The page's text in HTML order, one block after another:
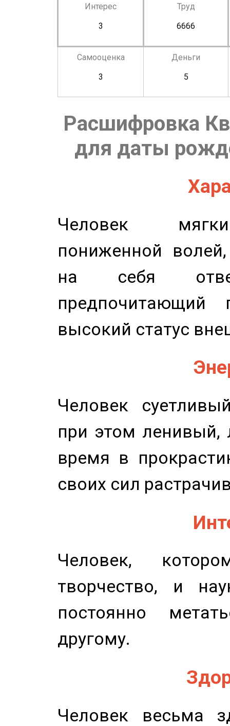
Интерес
3
Труд
6666
Самооценка
3
Деньги
5
Расшифровка
для даты
Человек
пониженной
на себя
предпочитающий
высокий статус
Человек
при этом
время в
своих сил
Человек,
творчество, и
постоянно
другому.
Человек весьма